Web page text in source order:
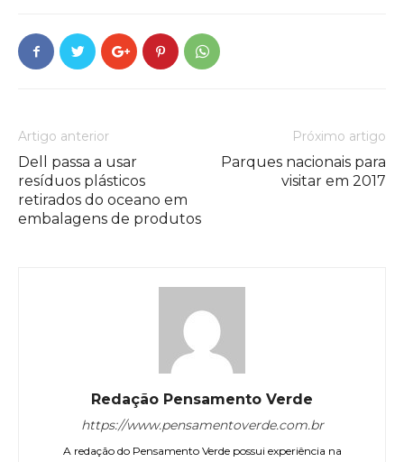
Artigo anterior
Dell passa a usar
resíduos plásticos
retirados do oceano em
embalagens de produtos
Próximo artigo
Parques nacionais para
visitar em 2017
Redação Pensamento Verde
https://www.pensamentoverde.com.br
A redação do Pensamento Verde possui experiência na